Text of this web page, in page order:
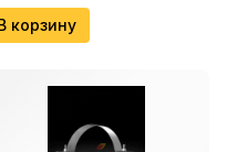
корзину